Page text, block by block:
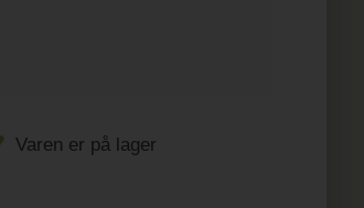
Varen er på lager